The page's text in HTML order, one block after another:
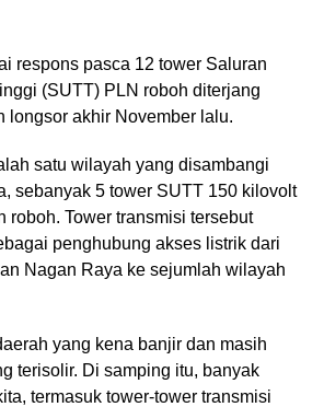
respons pasca 12 tower Saluran
(SUTT) PLN roboh diterjang
longsor akhir November lalu.
satu wilayah yang disambangi
sebanyak 5 tower SUTT 150 kilovolt
roboh. Tower transmisi tersebut
penghubung akses listrik dari
Nagan Raya ke sejumlah wilayah
yang kena banjir dan masih
terisolir. Di samping itu, banyak
termasuk tower-tower transmisi